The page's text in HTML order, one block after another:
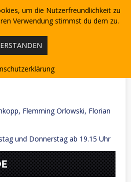
Flemming Orlowski, Florian
und Donnerstag ab 19.15 Uhr
um die Nutzerfreundlichkeit zu
Verwendung stimmst du dem zu.